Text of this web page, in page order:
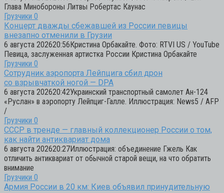
Глава Минобороны Литвы Робертас Каунас
Грузчики 0
Концерт дважды сбежавшей из России певицы
внезапно отменили в Грузии
6 августа 202620:56Кристина Орбакайте. Фото: RTVI US / YouTube
Певица, заслуженная артистка России Кристина Орбакайте
Грузчики 0
Сотрудник аэропорта Лейпцига сбил дрон
со взрывчаткой ногой — DPA
6 августа 202620:42Украинский транспортный самолет Ан-124
«Руслан» в аэропорту Лейпциг-Галле. Иллюстрация: News5 / AFP
/
Грузчики 0
СССР в тренде — главный коллекционер России о том,
как найти антиквариат дома
6 августа 202620:27Иллюстрация: объединение Гжель Как
отличить антиквариат от обычной старой вещи, на что обратить
внимание
Грузчики 0
Армия России в 20 км: Киев объявил принудительную